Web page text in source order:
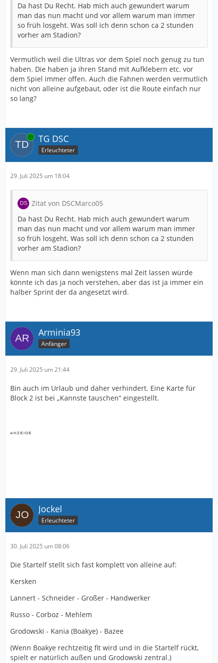
Da hast Du Recht. Hab mich auch gewundert warum
man das nun macht und vor allem warum man immer
so früh losgeht. Was soll ich denn schon ca 2 stunden
vorher am Stadion?
Vermutlich weil die Ultras vor dem Spiel noch genug zu tun
haben. Die haben ja ihren Stand mit Aufklebern etc. vor
dem Spiel immer offen. Auch die Fahnen werden vermutlich
nicht von alleine aufgebaut, oder ist die Route einfach nur
so lang?
Online TG DSC
Erleuchteter
29. Juli 2025 um 18:04
Zitat von DSCMarco05
Da hast Du Recht. Hab mich auch gewundert warum
man das nun macht und vor allem warum man immer
so früh losgeht. Was soll ich denn schon ca 2 stunden
vorher am Stadion?
Wenn man sich dann wenigstens mal Zeit lassen würde
könnte ich das ja noch verstehen, aber das ist ja immer ein
halber Sprint der da angesetzt wird.
Arminia93
Anfänger
29. Juli 2025 um 21:44
Bin auch im Urlaub und daher verhindert. Eine Karte für
Block 2 ist bei „Kannste tauschen“ eingestellt.
Jockel
Erleuchteter
30. Juli 2025 um 08:06
Die Startelf stellt sich fast komplett von alleine auf:
Kersken
Lannert - Schneider - Großer - Handwerker
Russo - Corboz - Mehlem
Grodowski - Kania (Boakye) - Bazee
(Wenn Boakye rechtzeitig fit wird und in die Startelf rückt,
spielt er natürlich außen und Grodowski zentral.)